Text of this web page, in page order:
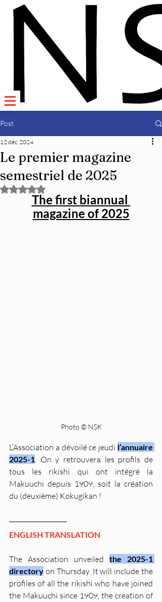
Post
Le premier magazine
semestriel de 2025
12 déc. 2024
Noté NaN étoiles sur 5.
The first biannual
magazine of 2025
Photo © NSK
L’Association a dévoilé ce jeudi l’annuaire
2025-1. On y retrouvera les profils de
tous les rikishi qui ont intégré la
Makuuchi depuis 1909, soit la création
du (deuxième) Kokugikan !
ENGLISH TRANSLATION
The Association unveiled the 2025-1
directory on Thursday. It will include the
profiles of all the rikishi who have joined
the Makuuchi since 1909, the creation of